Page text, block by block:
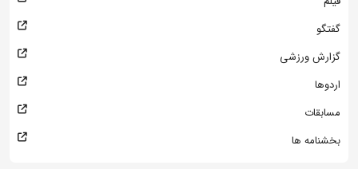
گفتگو
گزارش ورزشی
اردوها
مسابقات
بخشنامه ها